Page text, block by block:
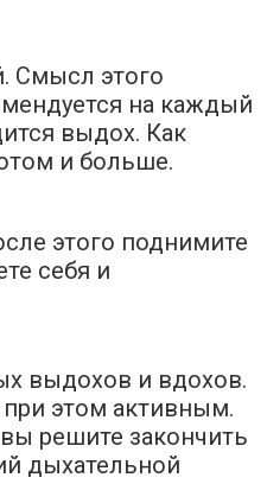
Смысл этого
на каждый
выдох. Как
и больше.
этого поднимите
себя и
выдохов и вдохов.
этом активным.
решите закончить
дыхательной